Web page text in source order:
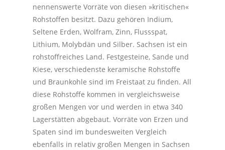
nennenswerte Vorräte von diesen »kritischen«
Rohstoffen besitzt. Dazu gehören Indium,
Seltene Erden, Wolfram, Zinn, Flussspat,
Lithium, Molybdän und Silber. Sachsen ist ein
rohstoffreiches Land. Festgesteine, Sande und
Kiese, verschiedenste keramische Rohstoffe
und Braunkohle sind im Freistaat zu finden. All
diese Rohstoffe kommen in vergleichsweise
großen Mengen vor und werden in etwa 340
Lagerstätten abgebaut. Vorräte von Erzen und
Spaten sind im bundesweiten Vergleich
ebenfalls in relativ großen Mengen in Sachsen